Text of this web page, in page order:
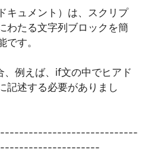
キュメント）は、スクリプ
わたる文字列ブロックを簡
す。
、例えば、if文の中でヒアド
記述する必要がありまし